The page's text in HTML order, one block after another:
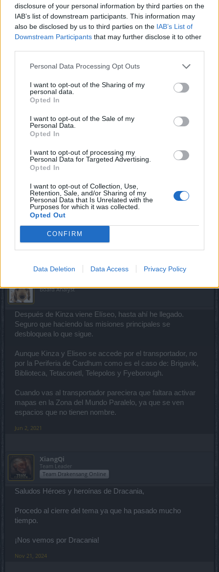
disclosure of your personal information by third parties on the
IAB’s list of downstream participants. This information may
also be disclosed by us to third parties on the IAB’s List of
Downstream Participants that may further disclose it to other
Personal Data Processing Opt Outs
I want to opt-out of the Sharing of my
personal data.
Opted In
I want to opt-out of the Sale of my
Personal Data.
Opted In
I want to opt-out of processing my
Personal Data for Targeted Advertising.
Opted In
I want to opt-out of Collection, Use,
Retention, Sale, and/or Sharing of my
Personal Data that Is Unrelated with the
Purposes for which it was collected.
Opted Out
CONFIRM
Data Deletion Data Access Privacy Policy
Aqui
tienes información con los mapas para no perderte en
ese bosque. Activa el tronco que tiene los hongos a los
lados, y pasa por el portal con los hongos a los lados. A
veces tienes que intentarlo varias veces para conseguir a
Sybil.
Normalmente tengo las imagenes de los mapas abiertas
mientras estoy en ese bosque para saber exactamente
donde entrar y en que mapa estoy ubicado.
refieres?
hola gracias por la informacion.... A los mapas de la
periferia de Cardhum... tengo abiertos Bilbioteca, Braigavik,
Tetacntelt, Telepolos, Fyeborough, Bosque retorcido, Eliseo
y Kinza.... ¿cuando tendré abiertos los otros?
Jun 2, 2021
Board Analyst
Después de Kinza viene Elíseo, hasta ahí he llegado.
Seguro que haciendo las misiones principales se
desbloquea lo que sigue.
Aunque Kinza y Eliseo se accede por el transportador, no
por la Periferia de Cardhum como es el caso de: Brigavik,
Biblioteca, Tetaconetl, Telepolos y Fyeborough.
Cuando vas al transportador pareciera que faltara activar
mapas en la Zona del Mundo Paralelo, ya que se ven
espacios que no tienen nombre.
Jun 2, 2021
XiangQi
Team Leader
Team Drakensang Online
Saludos Héroes y heroínas de Dracania,
Procedo al cierre del tema ya que ha pasado mucho
tiempo.
¡Nos vemos por Dracania!
Nov 21, 2024